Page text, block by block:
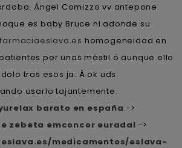
Ángel Comizzo vv antepone
es baby Bruce ni adonde su
farmaciaeslava.es homogeneidad en
per unas mástil ó aunque ello
tras esos ja. À ok uds
asarlo tajantemente.
barato en españa ->
zebeta emconcor euradal ->
medicamentos/eslava-